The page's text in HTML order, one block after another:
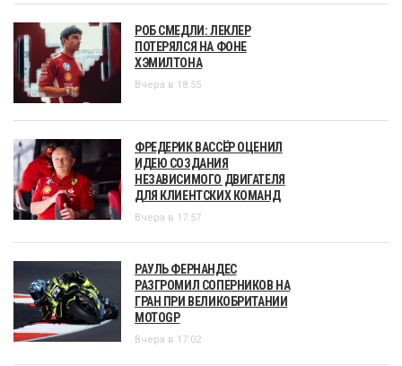
РОБ СМЕДЛИ: ЛЕКЛЕР
ПОТЕРЯЛСЯ НА ФОНЕ
ХЭМИЛТОНА
Вчера в 18:55
ФРЕДЕРИК ВАССЁР ОЦЕНИЛ
ИДЕЮ СОЗДАНИЯ
НЕЗАВИСИМОГО ДВИГАТЕЛЯ
ДЛЯ КЛИЕНТСКИХ КОМАНД
Вчера в 17:57
РАУЛЬ ФЕРНАНДЕС
РАЗГРОМИЛ СОПЕРНИКОВ НА
ГРАН ПРИ ВЕЛИКОБРИТАНИИ
MOTOGP
Вчера в 17:02